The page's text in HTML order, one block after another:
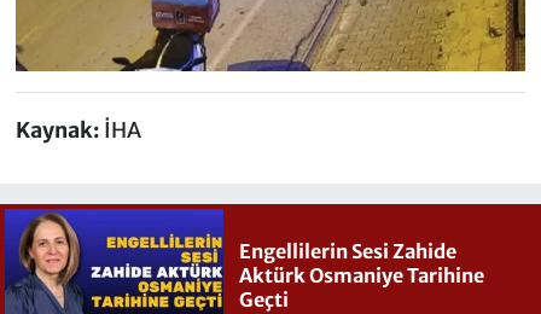
Kaynak: İHA
Engellilerin Sesi Zahide
Aktürk Osmaniye Tarihine
Geçti